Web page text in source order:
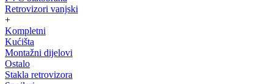
Retrovizori vanjski
+
Kompletni
Kućišta
Montažni dijelovi
Ostalo
Stakla retrovizora